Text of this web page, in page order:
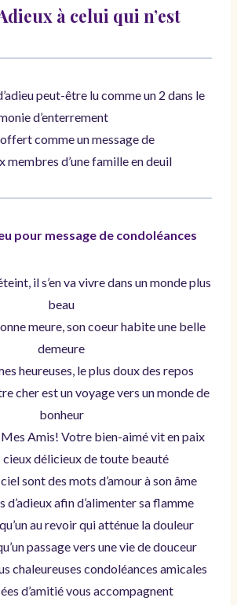
à celui qui n’est
peut-être lu comme un 2 dans le
d’enterrement
comme un message de
membres d’une famille en deuil
pour message de condoléances
il s’en va vivre dans un monde plus
beau
meure, son coeur habite une belle
demeure
heureuses, le plus doux des repos
cher est un voyage vers un monde de
bonheur
Amis! Votre bien-aimé vit en paix
cieux délicieux de toute beauté
sont des mots d’amour à son âme
d’adieux afin d’alimenter sa flamme
au revoir qui atténue la douleur
passage vers une vie de douceur
chaleureuses condoléances amicales
d’amitié vous accompagnent